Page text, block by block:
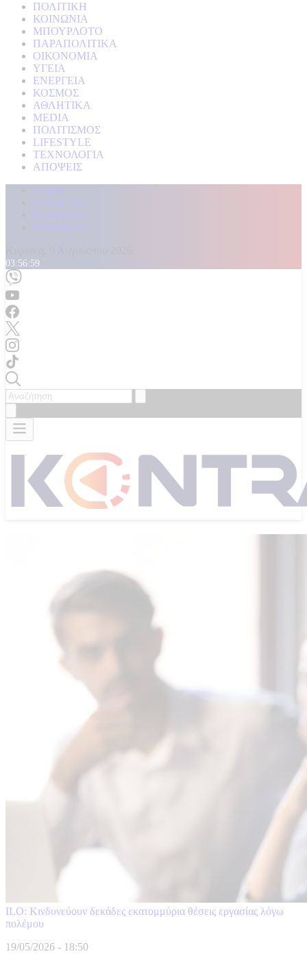
ΠΟΛΙΤΙΚΗ
ΚΟΙΝΩΝΙΑ
ΜΠΟΥΡΛΟΤΟ
ΠΑΡΑΠΟΛΙΤΙΚΑ
ΟΙΚΟΝΟΜΙΑ
ΥΓΕΙΑ
ΕΝΕΡΓΕΙΑ
ΚΟΣΜΟΣ
ΑΘΛΗΤΙΚΑ
MEDIA
ΠΟΛΙΤΙΣΜΟΣ
LIFESTYLE
ΤΕΧΝΟΛΟΓΙΑ
ΑΠΟΨΕΙΣ
Αρχική
Kontra Live
Καταγγελίες
Επικοινωνία
03:57:01
ILO: Κινδυνεύουν δεκάδες εκατομμύρια θέσεις εργασίας λόγω
πολέμου
19/05/2026 - 18:50